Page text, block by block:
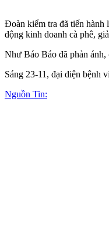
Đoàn kiểm tra đã tiến hành
động kinh doanh cà phê,
Như Báo Báo đã phản
Sáng 23-11, đại diện bệnh
Nguồn Tin: